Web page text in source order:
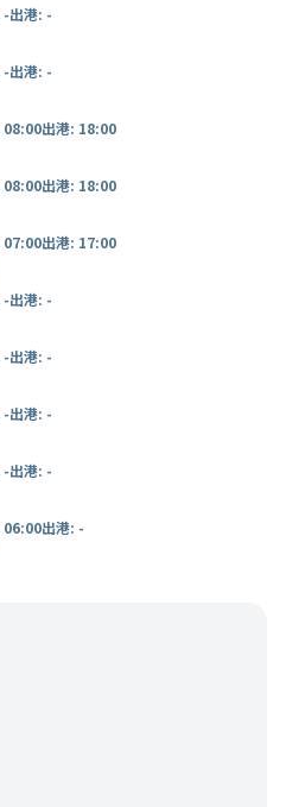
-出港: -
-出港: -
08:00出港: 18:00
08:00出港: 18:00
07:00出港: 17:00
-出港: -
-出港: -
-出港: -
-出港: -
06:00出港: -